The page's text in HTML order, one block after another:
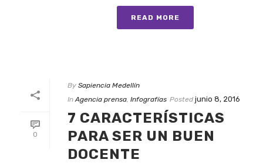
READ MORE
0
By Sapiencia Medellín
In Agencia prensa, Infografías Posted junio 8, 2016
7 CARACTERÍSTICAS
PARA SER UN BUEN
DOCENTE